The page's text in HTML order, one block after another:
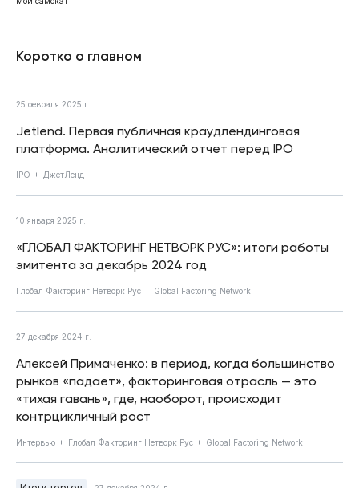
Коротко о главном
25 февраля 2025 г.
Jetlend. Первая публичная краудлендинговая
платформа. Аналитический отчет перед IPO
IPO ДжетЛенд
10 января 2025 г.
«ГЛОБАЛ ФАКТОРИНГ НЕТВОРК РУС»: итоги работы
эмитента за декабрь 2024 год
Глобал Факторинг Нетворк Рус Global Factoring Network
27 декабря 2024 г.
Алексей Примаченко: в период, когда большинство
рынков «падает», факторинговая отрасль — это
«тихая гавань», где, наоборот, происходит
контрцикличный рост
Интервью Глобал Факторинг Нетворк Рус Global Factoring Network